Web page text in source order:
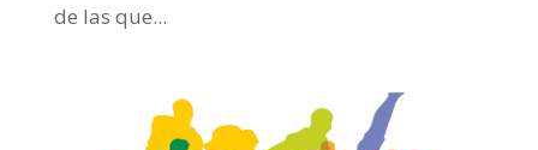
de las que...